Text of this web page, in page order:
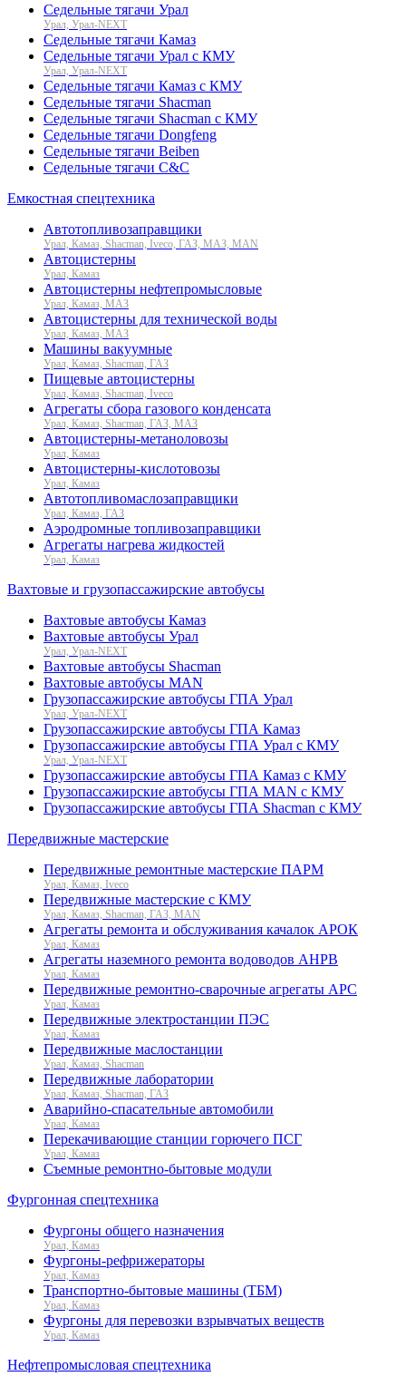
Седельные тягачи Урал
Урал, Урал-NEXT
Седельные тягачи Камаз
Седельные тягачи Урал с КМУ
Урал, Урал-NEXT
Седельные тягачи Камаз с КМУ
Седельные тягачи Shacman
Седельные тягачи Shacman с КМУ
Седельные тягачи Dongfeng
Седельные тягачи Beiben
Седельные тягачи C&C
Емкостная спецтехника
Автотопливозаправщики
Урал, Камаз, Shacman, Iveco, ГАЗ, МАЗ, MAN
Автоцистерны
Урал, Камаз
Автоцистерны нефтепромысловые
Урал, Камаз, МАЗ
Автоцистерны для технической воды
Урал, Камаз, МАЗ
Машины вакуумные
Урал, Камаз, Shacman, ГАЗ
Пищевые автоцистерны
Урал, Камаз, Shacman, Iveco
Агрегаты сбора газового конденсата
Урал, Камаз, Shacman, ГАЗ, МАЗ
Автоцистерны-метаноловозы
Урал, Камаз
Автоцистерны-кислотовозы
Урал, Камаз
Автотопливомаслозаправщики
Урал, Камаз, ГАЗ
Аэродромные топливозаправщики
Агрегаты нагрева жидкостей
Урал, Камаз
Вахтовые и грузопассажирские автобусы
Вахтовые автобусы Камаз
Вахтовые автобусы Урал
Урал, Урал-NEXT
Вахтовые автобусы Shacman
Вахтовые автобусы MAN
Грузопассажирские автобусы ГПА Урал
Урал, Урал-NEXT
Грузопассажирские автобусы ГПА Камаз
Грузопассажирские автобусы ГПА Урал с КМУ
Урал, Урал-NEXT
Грузопассажирские автобусы ГПА Камаз с КМУ
Грузопассажирские автобусы ГПА MAN с КМУ
Грузопассажирские автобусы ГПА Shacman с КМУ
Передвижные мастерские
Передвижные ремонтные мастерские ПАРМ
Урал, Камаз, Iveco
Передвижные мастерские с КМУ
Урал, Камаз, Shacman, ГАЗ, MAN
Агрегаты ремонта и обслуживания качалок АРОК
Урал, Камаз
Агрегаты наземного ремонта водоводов АНРВ
Урал, Камаз
Передвижные ремонтно-сварочные агрегаты АРС
Урал, Камаз
Передвижные электростанции ПЭС
Урал, Камаз
Передвижные маслостанции
Урал, Камаз, Shacman
Передвижные лаборатории
Урал, Камаз, Shacman, ГАЗ
Аварийно-спасательные автомобили
Урал, Камаз
Перекачивающие станции горючего ПСГ
Урал, Камаз
Съемные ремонтно-бытовые модули
Фургонная спецтехника
Фургоны общего назначения
Урал, Камаз
Фургоны-рефрижераторы
Урал, Камаз
Транспортно-бытовые машины (ТБМ)
Урал, Камаз
Фургоны для перевозки взрывчатых веществ
Урал, Камаз
Нефтепромысловая спецтехника